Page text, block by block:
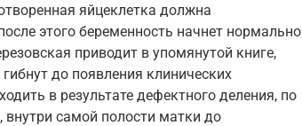
яйцеклетка должна
этого беременность начнет нормально
приводит в упомянутой книге,
до появления клинических
в результате дефектного деления, по
самой полости матки до